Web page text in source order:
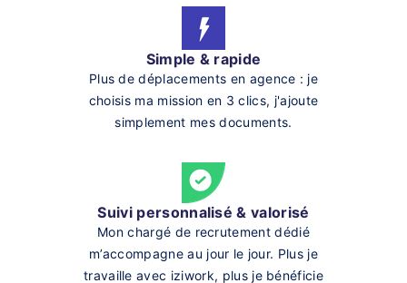
Simple & rapide
Plus de déplacements en agence : je
choisis ma mission en 3 clics, j'ajoute
simplement mes documents.
Suivi personnalisé & valorisé
Mon chargé de recrutement dédié
m’accompagne au jour le jour. Plus je
travaille avec iziwork, plus je bénéficie